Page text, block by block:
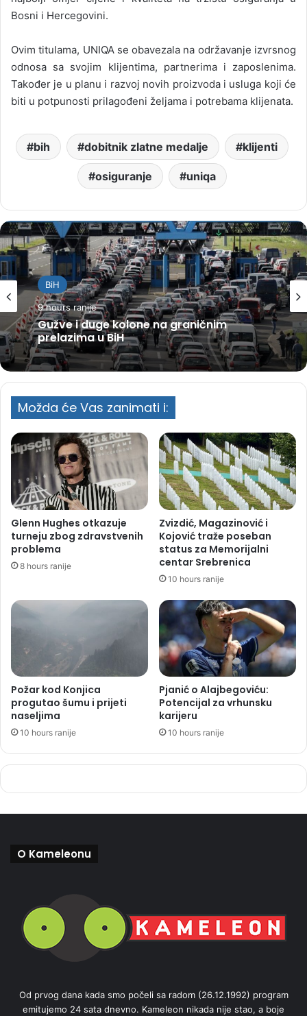
Bosni i Hercegovini.
Ovim titulama, UNIQA se obavezala na održavanje izvrsnog
odnosa sa svojim klijentima, partnerima i zaposlenima.
Također je u planu i razvoj novih proizvoda i usluga koji će
biti u potpunosti prilagođeni željama i potrebama klijenata.
bih dobitnik zlatne medalje klijenti
osiguranje uniqa
BiH
9 hours ranije
Gužve i duge kolone na graničnim
prelazima u BiH
Možda će Vas zanimati i:
Glenn Hughes otkazuje
turneju zbog zdravstvenih
problema
8 hours ranije
Zvizdić, Magazinović i
Kojović traže poseban
status za Memorijalni
centar Srebrenica
10 hours ranije
Požar kod Konjica
progutao šumu i prijeti
naseljima
10 hours ranije
Pjanić o Alajbegoviću:
Potencijal za vrhunsku
karijeru
10 hours ranije
O Kameleonu
Od prvog dana kada smo počeli sa radom (26.12.1992) program
emitujemo 24 sata dnevno. Kameleon nikada nije stao, a boje